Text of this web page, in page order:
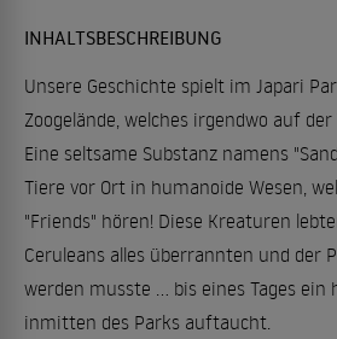
INHALTSBESCHREIBUNG
Unsere Geschichte spielt im Japari
Zoogelände, welches irgendwo auf
Eine seltsame Substanz namens
Tiere vor Ort in humanoide Wesen,
"Friends" hören! Diese Kreaturen
Ceruleans alles überrannten und der
werden musste ... bis eines Tages ein
inmitten des Parks auftaucht.